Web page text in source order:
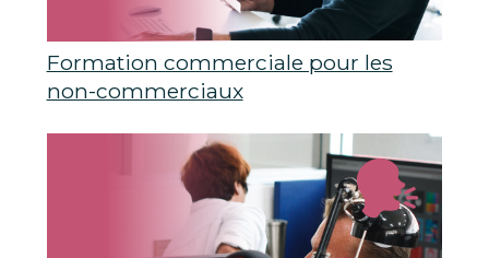
Formation commerciale pour les
non-commerciaux